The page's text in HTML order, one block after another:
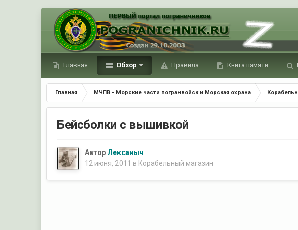
Главная Обзор Правила Книга памяти
Главная МЧПВ - Морские части погранвойск и Морская охрана
Бейсболки с вышивкой
Автор Лексаныч
12 июня, 2011 в Корабельный магазин